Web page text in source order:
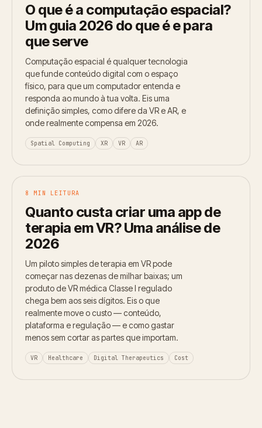
O que é a computação espacial?
Um guia 2026 do que é e para
que serve
Computação espacial é qualquer tecnologia
que funde conteúdo digital com o espaço
físico, para que um computador entenda e
responda ao mundo à tua volta. Eis uma
definição simples, como difere da VR e AR, e
onde realmente compensa em 2026.
Spatial Computing XR VR AR
8 MIN LEITURA
Quanto custa criar uma app de
terapia em VR? Uma análise de
2026
Um piloto simples de terapia em VR pode
começar nas dezenas de milhar baixas; um
produto de VR médica Classe I regulado
chega bem aos seis dígitos. Eis o que
realmente move o custo — conteúdo,
plataforma e regulação — e como gastar
menos sem cortar as partes que importam.
VR Healthcare Digital Therapeutics Cost